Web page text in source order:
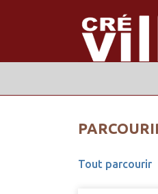
Tout parcourir